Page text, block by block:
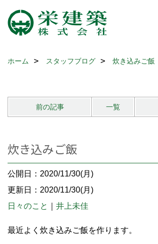
ホーム スタッフブログ 炊き込みご飯
前の記事 一覧
炊き込みご飯
公開日：2020/11/30(月)
更新日：2020/11/30(月)
日々のこと
井上未佳
最近よく炊き込みご飯を作ります。